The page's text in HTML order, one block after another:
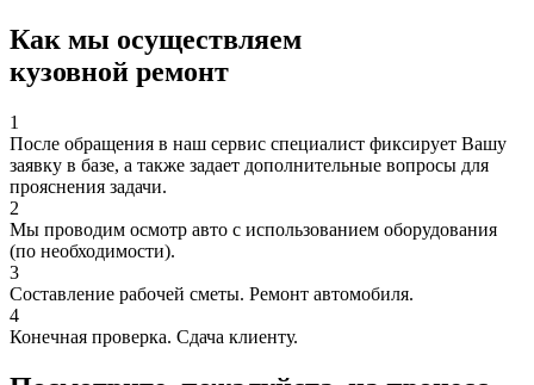
Как мы осуществляем
кузовной ремонт
1
После обращения в наш сервис специалист фиксирует Вашу
заявку в базе, а также задает дополнительные вопросы для
прояснения задачи.
2
Мы проводим осмотр авто с использованием оборудования
(по необходимости).
3
Составление рабочей сметы. Ремонт автомобиля.
4
Конечная проверка. Сдача клиенту.